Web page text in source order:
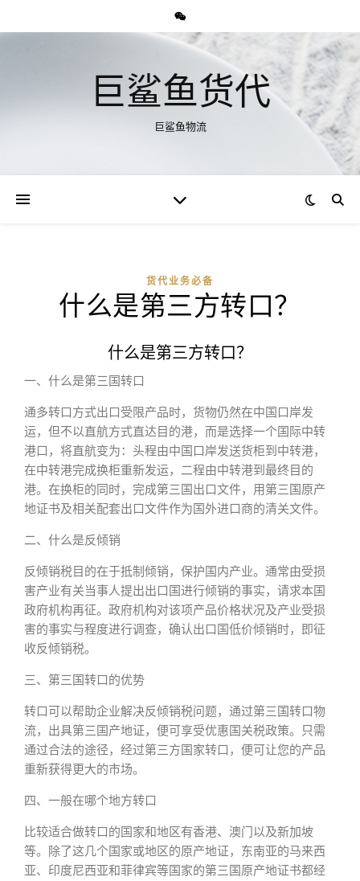
巨鲨鱼货代
巨鲨鱼物流
货代业务必备
什么是第三方转口？
什么是第三方转口？
一、什么是第三国转口
通多转口方式出口受限产品时，货物仍然在中国口岸发
运，但不以直航方式直达目的港，而是选择一个国际中转
港口，将直航变为：头程由中国口岸发送货柜到中转港，
在中转港完成换柜重新发运，二程由中转港到最终目的
港。在换柜的同时，完成第三国出口文件，用第三国原产
地证书及相关配套出口文件作为国外进口商的清关文件。
二、什么是反倾销
反倾销税目的在于抵制倾销，保护国内产业。通常由受损
害产业有关当事人提出出口国进行倾销的事实，请求本国
政府机构再征。政府机构对该项产品价格状况及产业受损
害的事实与程度进行调查，确认出口国低价倾销时，即征
收反倾销税。
三、第三国转口的优势
转口可以帮助企业解决反倾销税问题，通过第三国转口物
流，出具第三国产地证，便可享受优惠国关税政策。只需
通过合法的途径，经过第三方国家转口，便可让您的产品
重新获得更大的市场。
四、一般在哪个地方转口
比较适合做转口的国家和地区有香港、澳门以及新加坡
等。除了这几个国家或地区的原产地证，东南亚的马来西
亚、印度尼西亚和菲律宾等国家的第三国原产地证书都经